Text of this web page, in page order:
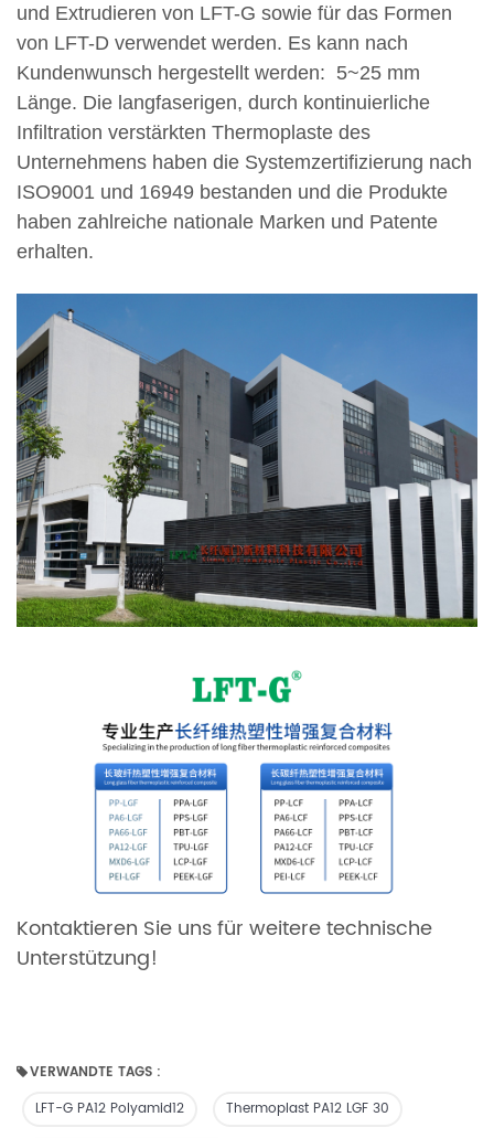
und Extrudieren von LFT-G sowie für das Formen
von LFT-D verwendet werden. Es kann nach
Kundenwunsch hergestellt werden: 5~25 mm
Länge. Die langfaserigen, durch kontinuierliche
Infiltration verstärkten Thermoplaste des
Unternehmens haben die Systemzertifizierung nach
ISO9001 und 16949 bestanden und die Produkte
haben zahlreiche nationale Marken und Patente
erhalten.
Kontaktieren Sie uns für weitere technische
Unterstützung!
VERWANDTE TAGS :
LFT-G PA12 Polyamid12
Thermoplast PA12 LGF 30